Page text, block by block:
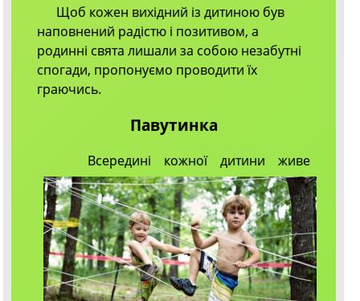
Щоб кожен вихідний із дитиною був
наповнений радістю і позитивом, а
родинні свята лишали за собою незабутні
спогади, пропонуємо проводити їх
граючись.
Павутинка
Всередині кожної дитини живе